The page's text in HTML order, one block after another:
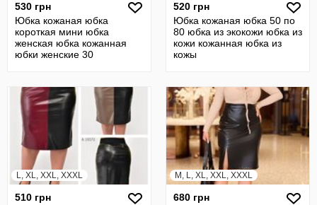
530 грн
Юбка кожаная юбка
короткая мини юбка
женская юбка кожанная
юбки женские 30
520 грн
Юбка кожаная юбка 50 по
80 юбка из экокожи юбка из
кожи кожанная юбка из
кожы
L, XL, XXL, XXXL
510 грн
M, L, XL, XXL, XXXL
680 грн